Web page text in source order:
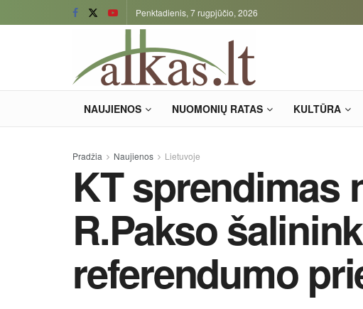
Penktadienis, 7 rugpjūčio, 2026
NAUJIENOS NUOMONIŲ RATAS KULTŪRA
Pradžia Naujienos Lietuvoje
KT sprendimas
R.Pakso
referendumo